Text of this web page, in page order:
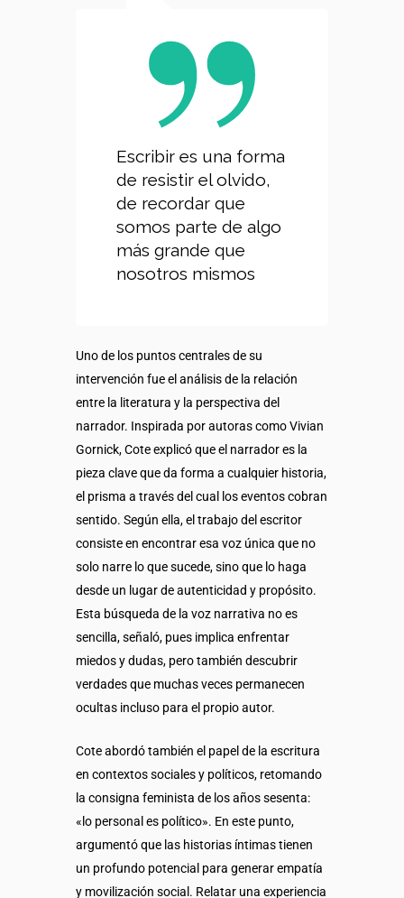
Escribir es una forma
de resistir el olvido,
de recordar que
somos parte de algo
más grande que
nosotros mismos
Uno de los puntos centrales de su
intervención fue el análisis de la relación
entre la literatura y la perspectiva del
narrador. Inspirada por autoras como Vivian
Gornick, Cote explicó que el narrador es la
pieza clave que da forma a cualquier historia,
el prisma a través del cual los eventos cobran
sentido. Según ella, el trabajo del escritor
consiste en encontrar esa voz única que no
solo narre lo que sucede, sino que lo haga
desde un lugar de autenticidad y propósito.
Esta búsqueda de la voz narrativa no es
sencilla, señaló, pues implica enfrentar
miedos y dudas, pero también descubrir
verdades que muchas veces permanecen
ocultas incluso para el propio autor.
Cote abordó también el papel de la escritura
en contextos sociales y políticos, retomando
la consigna feminista de los años sesenta:
«lo personal es político». En este punto,
argumentó que las historias íntimas tienen
un profundo potencial para generar empatía
y movilización social. Relatar una experiencia